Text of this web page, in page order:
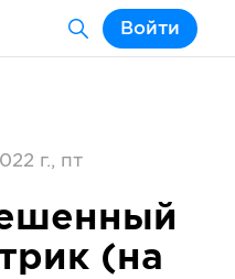
Войти
г., пт
(на